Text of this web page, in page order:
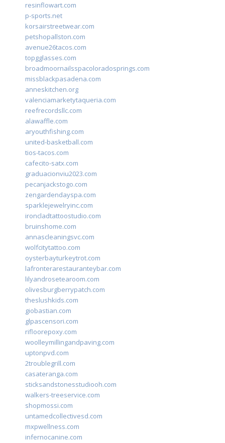
resinflowart.com
p-sports.net
korsairstreetwear.com
petshopallston.com
avenue26tacos.com
topgglasses.com
broadmoornailsspacoloradosprings.com
missblackpasadena.com
anneskitchen.org
valenciamarketytaqueria.com
reefrecordsllc.com
alawaffle.com
aryouthfishing.com
united-basketball.com
tios-tacos.com
cafecito-satx.com
graduacionviu2023.com
pecanjackstogo.com
zengardendayspa.com
sparklejewelryinc.com
ironcladtattoostudio.com
bruinshome.com
annascleaningsvc.com
wolfcitytattoo.com
oysterbayturkeytrot.com
lafronterarestauranteybar.com
lilyandrosetearoom.com
olivesburgberrypatch.com
theslushkids.com
giobastian.com
glpascensori.com
rifloorepoxy.com
woolleymillingandpaving.com
uptonpvd.com
2troublegrill.com
casateranga.com
sticksandstonesstudiooh.com
walkers-treeservice.com
shopmossi.com
untamedcollectivesd.com
mxpwellness.com
infernocanine.com